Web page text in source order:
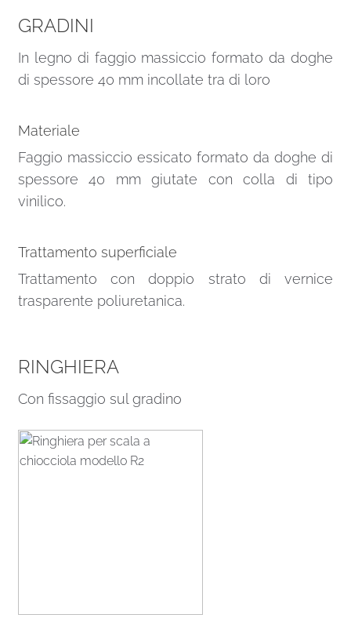
GRADINI
In legno di faggio massiccio formato da doghe
di spessore 40 mm incollate tra di loro
Materiale
Faggio massiccio essicato formato da doghe di
spessore 40 mm giutate con colla di tipo
vinilico.
Trattamento superficiale
Trattamento con doppio strato di vernice
trasparente poliuretanica.
RINGHIERA
Con fissaggio sul gradino